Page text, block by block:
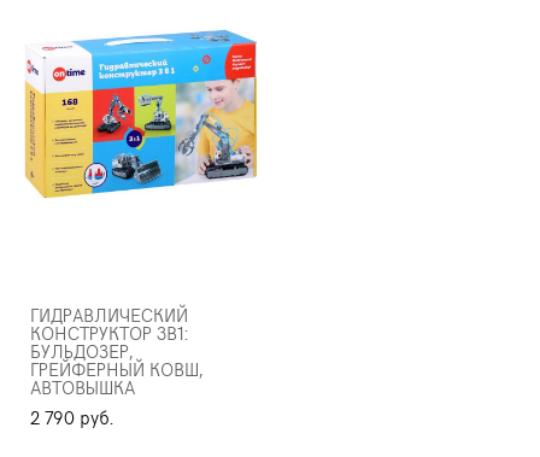
ГИДРАВЛИЧЕСКИЙ
КОНСТРУКТОР 3В1:
БУЛЬДОЗЕР,
ГРЕЙФЕРНЫЙ КОВШ,
АВТОВЫШКА
2 790 pуб.